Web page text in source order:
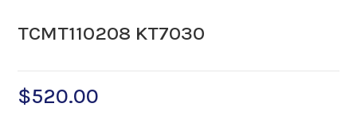
TCMT110208 KT7030
$520.00